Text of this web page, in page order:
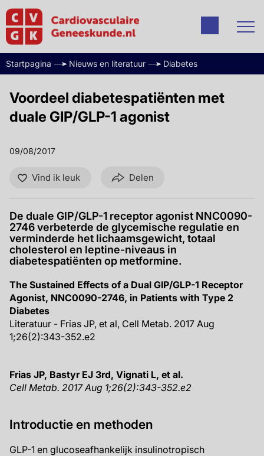
Startpagina Nieuws en literatuur Diabetes
Voordeel diabetespatiënten met
duale GIP/GLP-1 agonist
09/08/2017
Vind ik leuk Delen
De duale GIP/GLP-1 receptor agonist NNC0090-
2746 verbeterde de glycemische regulatie en
verminderde het lichaamsgewicht, totaal
cholesterol en leptine-niveaus in
diabetespatiënten op metformine.
The Sustained Effects of a Dual GIP/GLP-1 Receptor
Agonist, NNC0090-2746, in Patients with Type 2
Diabetes
Literatuur - Frias JP, et al, Cell Metab. 2017 Aug
1;26(2):343-352.e2
Frias JP, Bastyr EJ 3rd, Vignati L, et al.
Cell Metab. 2017 Aug 1;26(2):343-352.e2
Introductie en methoden
GLP-1 en glucoseafhankelijk insulinotropisch